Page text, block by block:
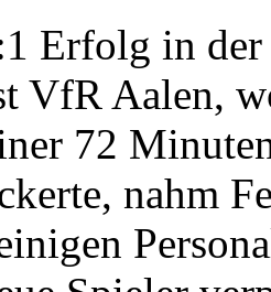
Erfolg in
VfR Aalen,
72
nahm